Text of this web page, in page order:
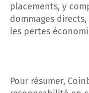
placements, y
dommages
les pertes
Pour résumer,